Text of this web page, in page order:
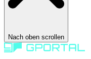
Nach oben scrollen